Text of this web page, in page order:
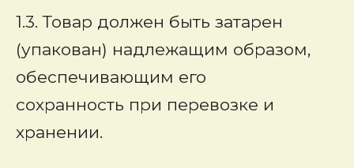
1.3. Товар должен быть затарен
(упакован) надлежащим образом,
обеспечивающим его
сохранность при перевозке и
хранении.